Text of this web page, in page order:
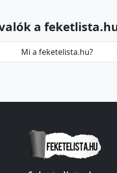
a
Mi a feketelista.hu?